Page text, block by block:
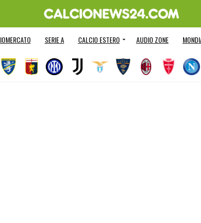
SERIE A CALCIO ESTERO AUDIO ZONE